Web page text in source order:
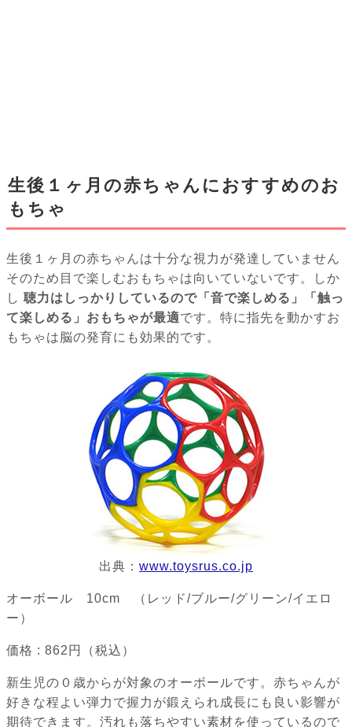
生後１ヶ月の赤ちゃんにおすすめのお
もちゃ
生後１ヶ月の赤ちゃんは十分な視力が発達していません
そのため目で楽しむおもちゃは向いていないです。しか
し 聴力はしっかりしているので「音で楽しめる」「触っ
て楽しめる」おもちゃが最適です。特に指先を動かすお
もちゃは脳の発育にも効果的です。
出典： www.toysrus.co.jp
オーボール 10cm （レッド/ブルー/グリーン/イエロ
ー）
価格 : 862円（税込）
新生児の０歳からが対象のオーボールです。赤ちゃんが
好きな程よい弾力で握力が鍛えられ成長にも良い影響が
期待できます。汚れも落ちやすい素材を使っているので